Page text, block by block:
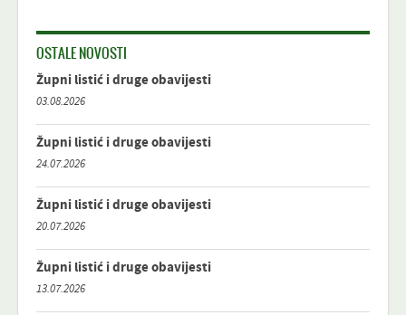
OSTALE NOVOSTI
Župni listić i druge obavijesti
03.08.2026
Župni listić i druge obavijesti
24.07.2026
Župni listić i druge obavijesti
20.07.2026
Župni listić i druge obavijesti
13.07.2026